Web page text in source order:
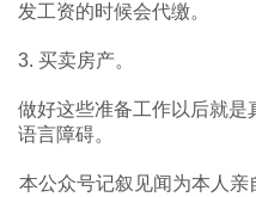
发工资的时候会代缴。
3. 买卖房产。
做好这些准备工作以后就是
语言障碍。
本公众号记叙见闻为本人